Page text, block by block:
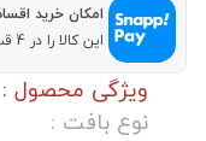
امکان خرید
این کالا را در 4 قسط 1,747,500 تومانی بخرید
ویژگی محصول :
نوع بافت :